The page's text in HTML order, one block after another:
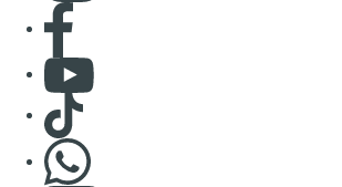
Consulter page Facebook
Consulter Youtube
Consulter TikTok